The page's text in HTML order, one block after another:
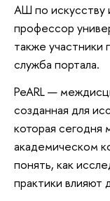
АШ по искусству
профессор
также участники
служба портала.
PeARL —
созданная для
которая сегодня
академическом
понять, как
практики влияют